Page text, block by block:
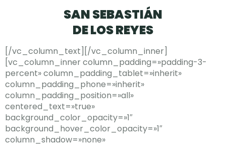
SAN SEBASTIÁN
DE LOS REYES
[/vc_column_text][/vc_column_inner]
[vc_column_inner column_padding=»padding-3-
percent» column_padding_tablet=»inherit»
column_padding_phone=»inherit»
column_padding_position=»all»
centered_text=»true»
background_color_opacity=»1″
background_hover_color_opacity=»1″
column_shadow=»none»